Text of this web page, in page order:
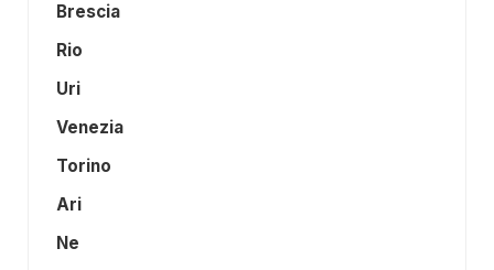
Brescia
Rio
Uri
Venezia
Torino
Ari
Ne